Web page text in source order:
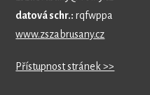
datová schr.: rqfwppa
www.zszabrusany.cz
Přístupnost stránek >>